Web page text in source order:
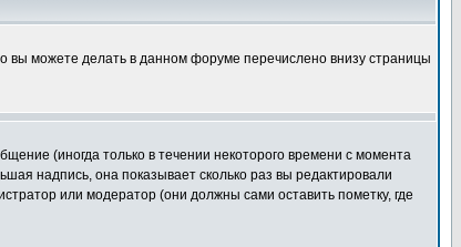
вы можете делать в данном форуме перечислено внизу страницы
(иногда только в течении некоторого времени с момента
надпись, она показывает сколько раз вы редактировали
или модератор (они должны сами оставить пометку, где